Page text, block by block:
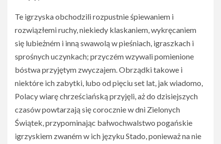
Te igrzyska obchodzili rozpustnie śpiewaniem i
rozwiązłemi ruchy, niekiedy klaskaniem, wykręcaniem
się lubieżném i inną swawolą w pieśniach, igraszkach i
sprośnych uczynkach; przyczém wzywali pomienione
bóstwa przyjętym zwyczajem. Obrządki takowe i
niektóre ich zabytki, lubo od pięciu set lat, jak wiadomo,
Polacy wiarę chrześciańską przyjęli, aż do dzisiejszych
czasów powtarzają się corocznie w dni Zielonych
Świątek, przypominając bałwochwalstwo pogańskie
igrzyskiem zwaném w ich języku Stado, ponieważ na nie